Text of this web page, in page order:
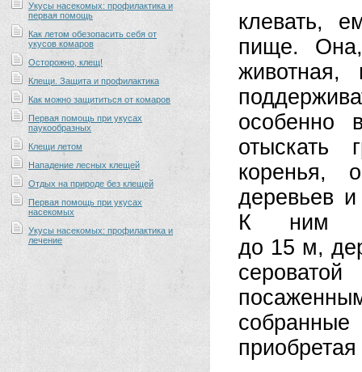
Укусы насекомых: профилактика и
первая помощь
Как летом обезопасить себя от
укусов комаров
Осторожно, клещ!
Клещи. Защита и профилактика
Как можно защититься от комаров
Первая помощь при укусах
паукообразных
Клещи летом
Нападение лесных клещей
Отдых на природе без клещей
Первая помощь при укусах
насекомых
Укусы насекомых: профилактика и
лечение
клевать,
пище.
особенно
отыскать
коренья,
деревьев
К ним
до 15 м,